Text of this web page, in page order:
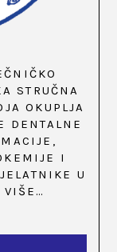
STRUČNA
OKUPLJA
DENTALNE
I
U
VIŠE…